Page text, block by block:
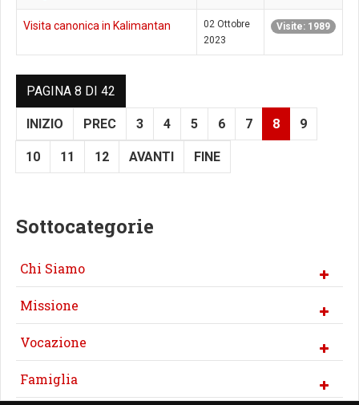
Visita canonica in Kalimantan
02 Ottobre
2023
Visite: 1989
PAGINA 8 DI 42
INIZIO PREC 3 4 5 6 7 8 9
10 11 12 AVANTI FINE
Sottocategorie
Chi Siamo
Missione
Vocazione
Famiglia